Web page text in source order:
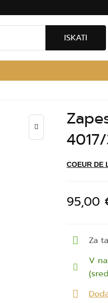
ISKATI
COEUR DE
95,00
Za
V